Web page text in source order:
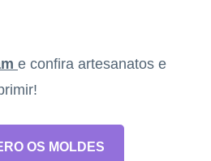
e confira artesanatos e
OS MOLDES